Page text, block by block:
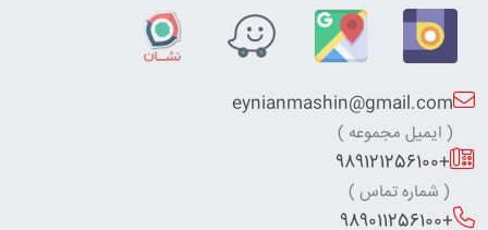
eynianmashin@gmail.com
( ایمیل مجموعه )
+989121256100
( شماره تماس )
+989011256100